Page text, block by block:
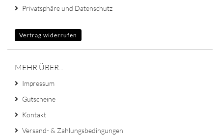
Privatsphäre und Datenschutz
Vertrag widerrufen
MEHR ÜBER...
Impressum
Gutscheine
Kontakt
Versand- & Zahlungsbedingungen